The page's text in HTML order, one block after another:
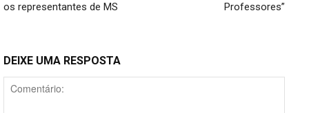
os representantes de MS
Professores”
DEIXE UMA RESPOSTA